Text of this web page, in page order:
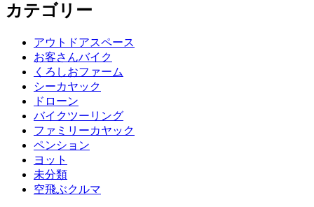
カテゴリー
アウトドアスペース
お客さんバイク
くろしおファーム
シーカヤック
ドローン
バイクツーリング
ファミリーカヤック
ペンション
ヨット
未分類
空飛ぶクルマ